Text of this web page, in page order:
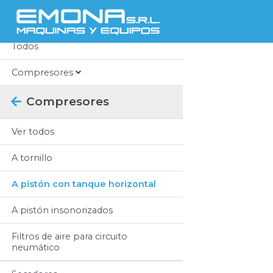
Categorias
Todos
Compresores
Compresores
Ver todos
A tornillo
A pistón con tanque horizontal
A pistón insonorizados
Filtros de aire para circuito
neumático